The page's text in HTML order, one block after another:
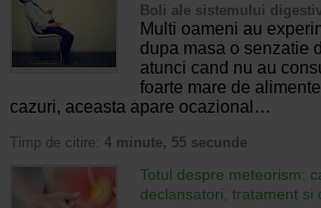
Boli ale sistemului
Multi oameni au
dupa masa o senzatie
atunci cand nu au
foarte mare de
cazuri, aceasta apare ocazional…
Timp de citire: 4 minute, 55 secunde
Totul despre meteorism:
declansatori, tratament si